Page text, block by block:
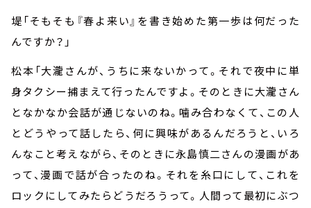
堤「そもそも『春よ来い』を書き始めた第一歩は何だった
んですか？」
松本「大瀧さんが、うちに来ないかって。それで夜中に単
身タクシー捕まえて行ったんですよ。そのときに大瀧さん
となかなか会話が通じないのね。噛み合わなくて、この人
とどうやって話したら、何に興味があるんだろうと、いろ
んなこと考えながら、そのときに永島慎二さんの漫画があ
って、漫画で話が合ったのね。それを糸口にして、これを
ロックにしてみたらどうだろうって。人間って最初にぶつ